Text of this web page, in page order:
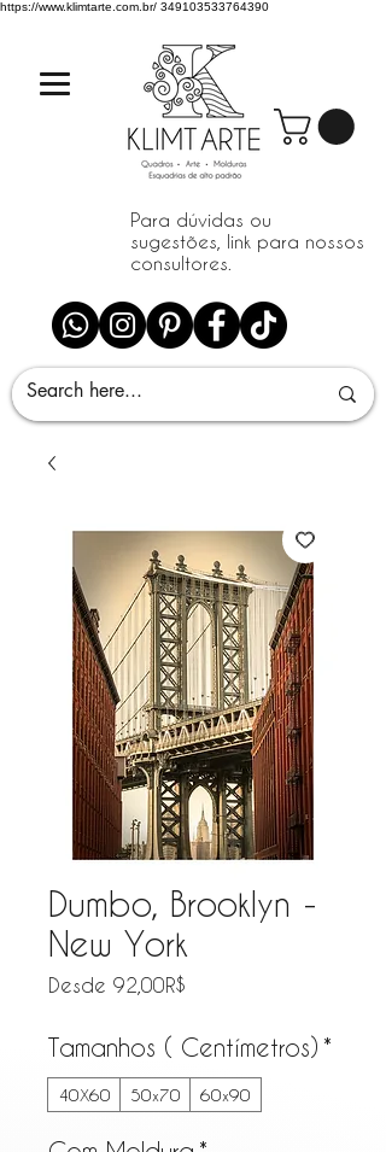
https://www.klimtarte.com.br/ 349103533764390
Para dúvidas ou
sugestões, link para nossos
consultores.
Dumbo, Brooklyn -
New York
Desde 92,00R$
Tamanhos ( Centímetros) *
40X60 50x70 60x90